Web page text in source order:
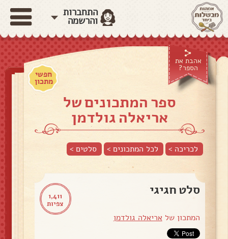
התחברות
והרשמה
אהבת את
הספר?
חפשי
מתכון
ספר המתכונים של
אריאלה גולדמן
לכריכה > לכל המתכונים > סלטים>
1,411
צפיות
סלט חגיגי
המתכון של אריאלה גולדמן